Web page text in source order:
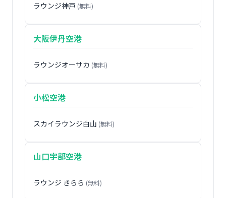
ラウンジ神戸 (無料)
大阪伊丹空港
ラウンジオーサカ (無料)
小松空港
スカイラウンジ白山 (無料)
山口宇部空港
ラウンジ きらら (無料)